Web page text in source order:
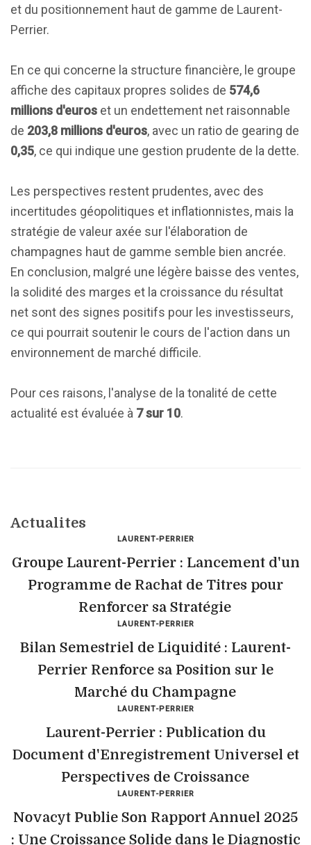
et du positionnement haut de gamme de Laurent-
Perrier.
En ce qui concerne la structure financière, le groupe
affiche des capitaux propres solides de 574,6
millions d'euros et un endettement net raisonnable
de 203,8 millions d'euros, avec un ratio de gearing de
0,35, ce qui indique une gestion prudente de la dette.
Les perspectives restent prudentes, avec des
incertitudes géopolitiques et inflationnistes, mais la
stratégie de valeur axée sur l'élaboration de
champagnes haut de gamme semble bien ancrée.
En conclusion, malgré une légère baisse des ventes,
la solidité des marges et la croissance du résultat
net sont des signes positifs pour les investisseurs,
ce qui pourrait soutenir le cours de l'action dans un
environnement de marché difficile.
Pour ces raisons, l'analyse de la tonalité de cette
actualité est évaluée à 7 sur 10.
Actualites
LAURENT-PERRIER
Groupe Laurent-Perrier : Lancement d'un
Programme de Rachat de Titres pour
Renforcer sa Stratégie
LAURENT-PERRIER
Bilan Semestriel de Liquidité : Laurent-
Perrier Renforce sa Position sur le
Marché du Champagne
LAURENT-PERRIER
Laurent-Perrier : Publication du
Document d'Enregistrement Universel et
Perspectives de Croissance
LAURENT-PERRIER
Novacyt Publie Son Rapport Annuel 2025
: Une Croissance Solide dans le Diagnostic